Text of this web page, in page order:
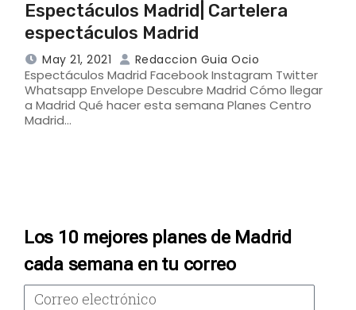
Espectáculos Madrid| Cartelera
espectáculos Madrid
May 21, 2021 Redaccion Guia Ocio
Espectáculos Madrid Facebook Instagram Twitter
Whatsapp Envelope Descubre Madrid Cómo llegar
a Madrid Qué hacer esta semana Planes Centro
Madrid…
Los 10 mejores planes de Madrid
cada semana en tu correo